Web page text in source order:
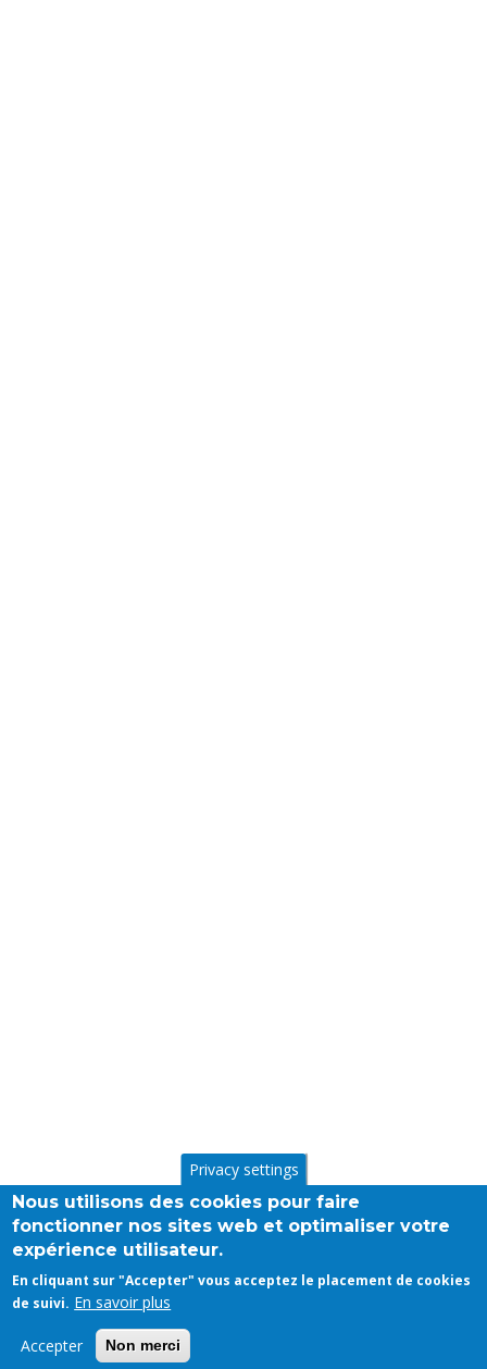
Privacy settings
Nous utilisons des cookies pour faire
fonctionner nos sites web et optimaliser votre
expérience utilisateur.
En cliquant sur "Accepter" vous acceptez le placement de cookies
de suivi. En savoir plus
Accepter Non merci